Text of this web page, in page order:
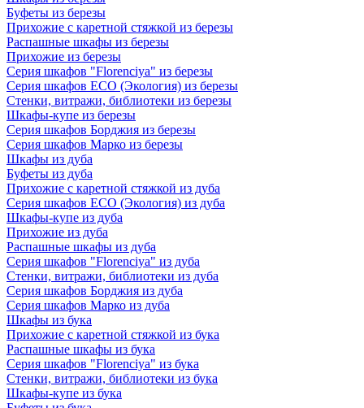
Буфеты из березы
Прихожие с каретной стяжкой из березы
Распашные шкафы из березы
Прихожие из березы
Серия шкафов "Florenciya" из березы
Серия шкафов ECO (Экология) из березы
Стенки, витражи, библиотеки из березы
Шкафы-купе из березы
Серия шкафов Борджия из березы
Серия шкафов Марко из березы
Шкафы из дуба
Буфеты из дуба
Прихожие с каретной стяжкой из дуба
Серия шкафов ECO (Экология) из дуба
Шкафы-купе из дуба
Прихожие из дуба
Распашные шкафы из дуба
Серия шкафов "Florenciya" из дуба
Стенки, витражи, библиотеки из дуба
Серия шкафов Борджия из дуба
Серия шкафов Марко из дуба
Шкафы из бука
Прихожие с каретной стяжкой из бука
Распашные шкафы из бука
Серия шкафов "Florenciya" из бука
Стенки, витражи, библиотеки из бука
Шкафы-купе из бука